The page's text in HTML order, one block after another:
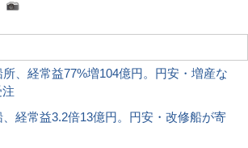
、経常益77%増104億円。円安・増産な
注
、経常益3.2倍13億円。円安・改修船が寄